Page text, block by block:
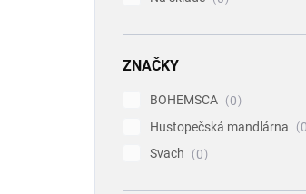
ZNAČKY
BOHEMSCA
0
Hustopečská mandlárna
0
Svach
0